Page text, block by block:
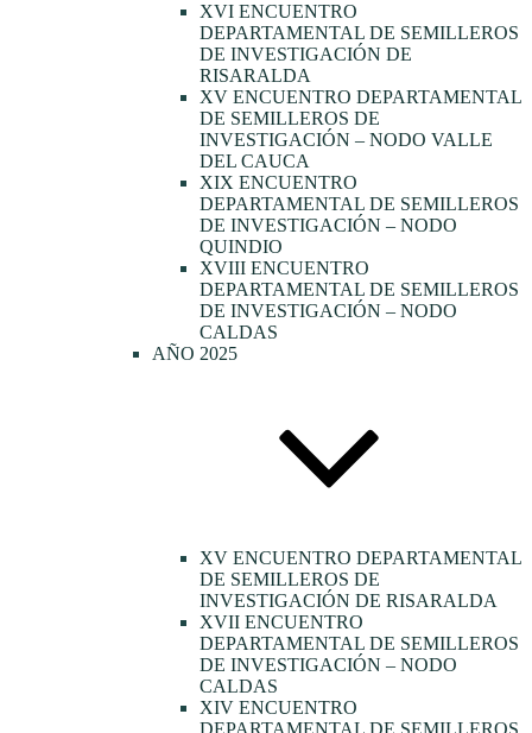
XVI ENCUENTRO
DEPARTAMENTAL DE SEMILLEROS
DE INVESTIGACIÓN DE
RISARALDA
XV ENCUENTRO DEPARTAMENTAL
DE SEMILLEROS DE
INVESTIGACIÓN – NODO VALLE
DEL CAUCA
XIX ENCUENTRO
DEPARTAMENTAL DE SEMILLEROS
DE INVESTIGACIÓN – NODO
QUINDIO
XVIII ENCUENTRO
DEPARTAMENTAL DE SEMILLEROS
DE INVESTIGACIÓN – NODO
CALDAS
AÑO 2025
XV ENCUENTRO DEPARTAMENTAL
DE SEMILLEROS DE
INVESTIGACIÓN DE RISARALDA
XVII ENCUENTRO
DEPARTAMENTAL DE SEMILLEROS
DE INVESTIGACIÓN – NODO
CALDAS
XIV ENCUENTRO
DEPARTAMENTAL DE SEMILLEROS